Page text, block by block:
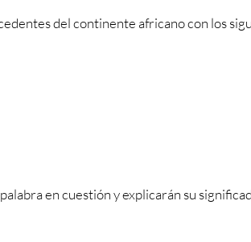
del continente africano con los
en cuestión y explicarán su